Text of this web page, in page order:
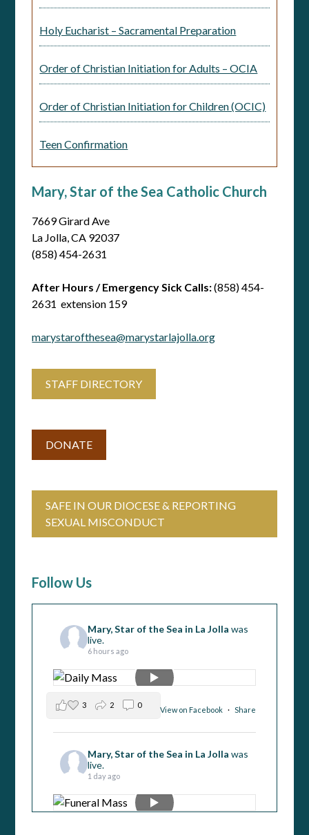
Holy Eucharist – Sacramental Preparation
Order of Christian Initiation for Adults – OCIA
Order of Christian Initiation for Children (OCIC)
Teen Confirmation
Mary, Star of the Sea Catholic Church
7669 Girard Ave
La Jolla, CA 92037
(858) 454-2631
After Hours / Emergency Sick Calls:(858) 454-
2631 extension 159
marystarofthesea@marystarlajolla.org
STAFF DIRECTORY
DONATE
SAFE IN OUR DIOCESE & REPORTING
SEXUAL MISCONDUCT
Follow Us
Mary, Star of the Sea in La Jollawas
live.
6 hours ago
View on Facebook · Share
3 2 0
Mary, Star of the Sea in La Jollawas
live.
1 day ago